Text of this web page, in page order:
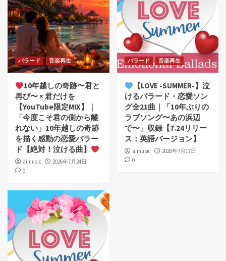
バラード 音楽再生
10年越しの奇跡〜君と
再び〜 × 君だけを
【YouTube限定MIX】｜
「今度こそ君の側から離
れない」10年越しの奇跡
を描く感動の恋愛バラー
ド【絶対！泣ける曲】
aimusic
2026年7月24日
0
バラード 音楽再生
【LOVE -SUMMER-】泣
けるバラード・恋愛ソン
グ全21曲｜「10年ぶりの
ラブソング〜あの浜辺
で〜」収録【7.24リリー
ス：英語バージョン】
aimusic
2026年7月17日
0